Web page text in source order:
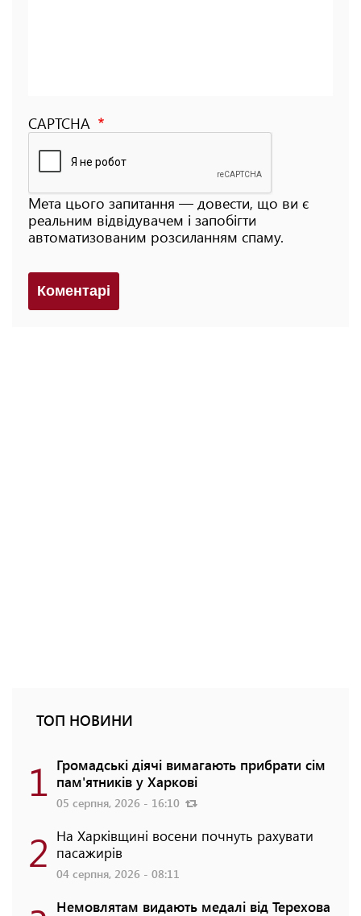
CAPTCHA
Мета цього запитання — довести, що ви є
реальним відвідувачем і запобігти
автоматизованим розсиланням спаму.
Коментарi
ТОП НОВИНИ
1 Громадські діячі вимагають прибрати сім
пам'ятників у Харкові
05 серпня, 2026 - 16:10
2 На Харківщині восени почнуть рахувати
пасажирів
04 серпня, 2026 - 08:11
Немовлятам видають медалі від Терехова